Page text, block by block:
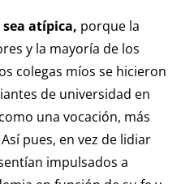
atípica, porque la
y la mayoría de los
colegas míos se hicieron
de universidad en
una vocación, más
pues, en vez de lidiar
impulsados a